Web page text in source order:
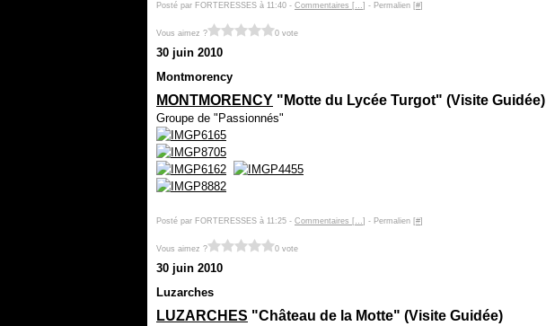
Posté par FORTERESSES à 11:40 - Commentaires […] - Permalien [#]
Vous aimez ? 0 vote
30 juin 2010
Montmorency
MONTMORENCY "Motte du Lycée Turgot" (Visite Guidée)
Groupe de "Passionnés"
Posté par FORTERESSES à 11:25 - Commentaires […] - Permalien [#]
Vous aimez ? 0 vote
30 juin 2010
Luzarches
LUZARCHES "Château de la Motte" (Visite Guidée)